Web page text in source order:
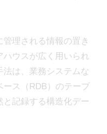
理される情報の置き
ウスが広く用いられ
は、業務システムな
ース（RDB）のテーブ
記録する構造化デー